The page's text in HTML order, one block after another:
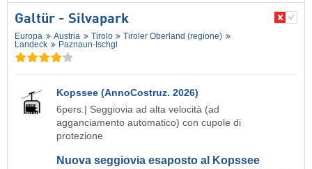
Galtür - Silvapark
Europa Austria Tirolo
Tiroler Oberland (regione)
Landeck
Paznaun-Ischgl
Kopssee (AnnoCostruz. 2026)
6pers.| Seggiovia ad alta velocità (ad
agganciamento automatico) con cupole di
protezione
Nuova seggiovia esaposto al Kopssee